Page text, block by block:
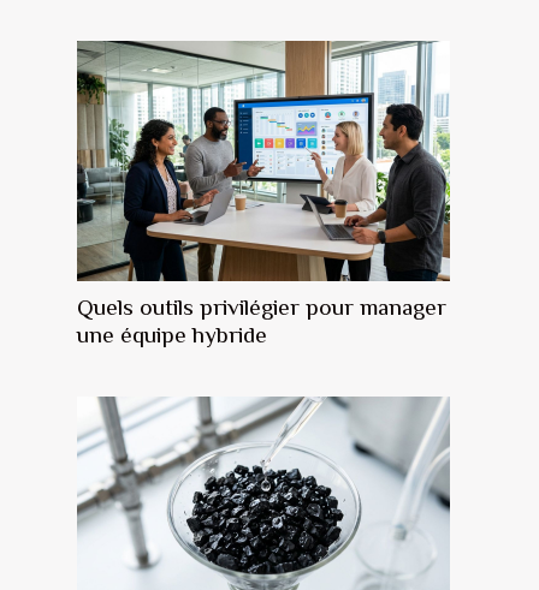
Quels outils privilégier pour manager
une équipe hybride